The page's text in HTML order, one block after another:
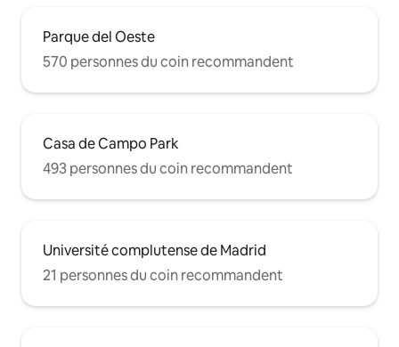
Parque del Oeste
570 personnes du coin recommandent
Casa de Campo Park
493 personnes du coin recommandent
Université complutense de Madrid
21 personnes du coin recommandent